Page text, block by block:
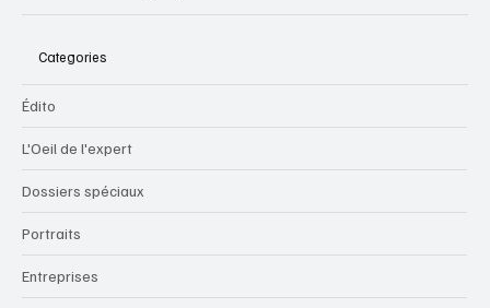
Categories
Édito
L'Oeil de l'expert
Dossiers spéciaux
Portraits
Entreprises